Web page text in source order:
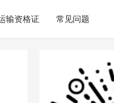
输资格证 常见问题